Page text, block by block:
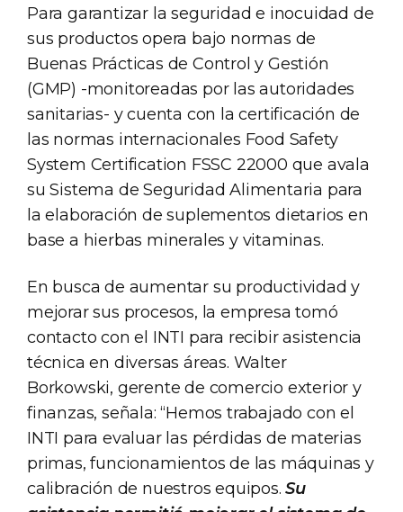
Para garantizar la seguridad e inocuidad de
sus productos opera bajo normas de
Buenas Prácticas de Control y Gestión
(GMP) -monitoreadas por las autoridades
sanitarias- y cuenta con la certificación de
las normas internacionales Food Safety
System Certification FSSC 22000 que avala
su Sistema de Seguridad Alimentaria para
la elaboración de suplementos dietarios en
base a hierbas minerales y vitaminas.
En busca de aumentar su productividad y
mejorar sus procesos, la empresa tomó
contacto con el INTI para recibir asistencia
técnica en diversas áreas. Walter
Borkowski, gerente de comercio exterior y
finanzas, señala: “Hemos trabajado con el
INTI para evaluar las pérdidas de materias
primas, funcionamientos de las máquinas y
calibración de nuestros equipos.Su